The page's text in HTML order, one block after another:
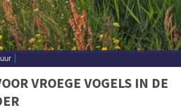
VROEGE VOGELS IN DE